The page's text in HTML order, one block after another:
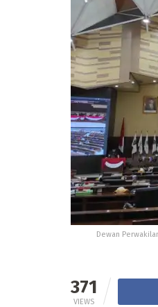
Dewan
371
VIEWS